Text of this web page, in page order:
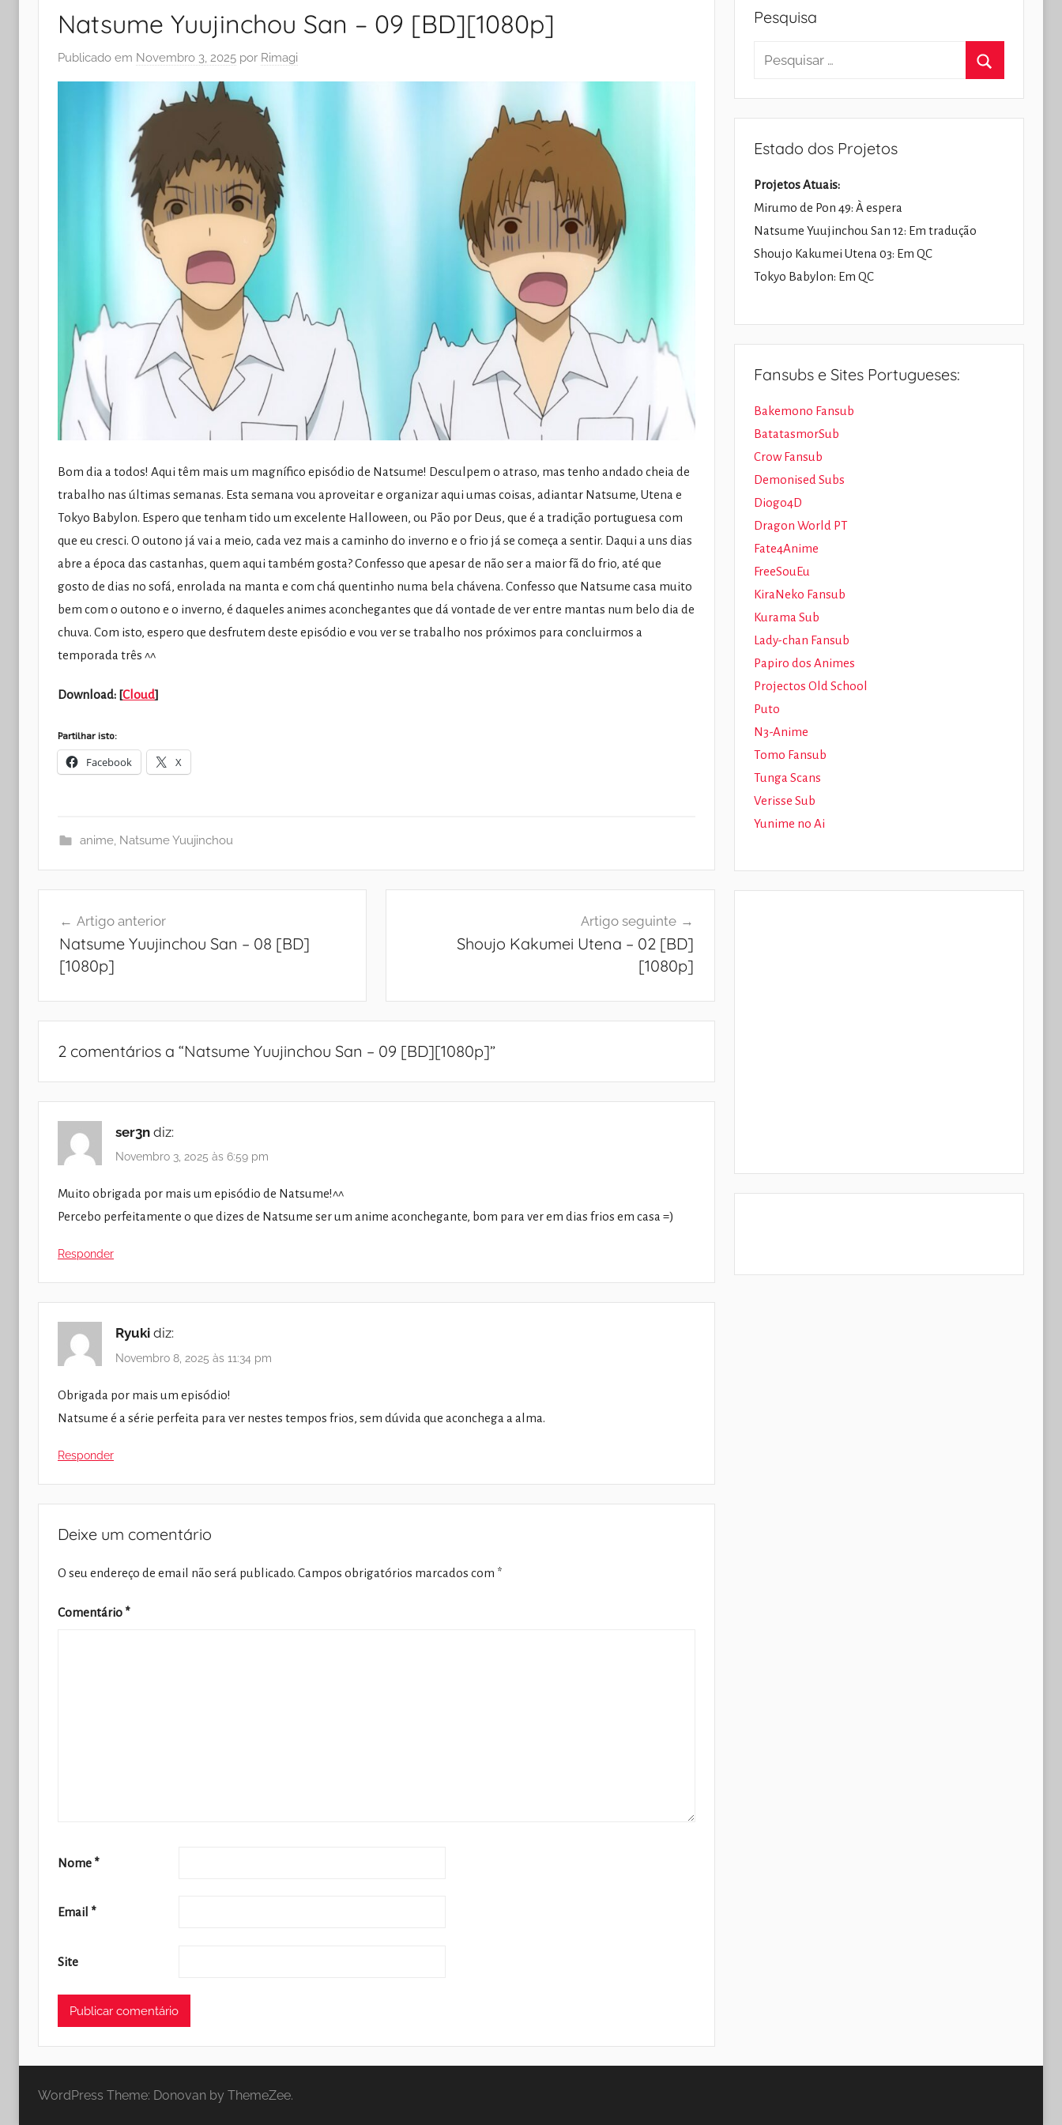
Natsume Yuujinchou San – 09 [BD][1080p]
Publicado em Novembro 3, 2025 por Rimagi
Bom dia a todos! Aqui têm mais um magnífico episódio de Natsume! Desculpem o atraso, mas tenho andado cheia de
trabalho nas últimas semanas. Esta semana vou aproveitar e organizar aqui umas coisas, adiantar Natsume, Utena e
Tokyo Babylon. Espero que tenham tido um excelente Halloween, ou Pão por Deus, que é a tradição portuguesa com
que eu cresci. O outono já vai a meio, cada vez mais a caminho do inverno e o frio já se começa a sentir. Daqui a uns dias
abre a época das castanhas, quem aqui também gosta? Confesso que apesar de não ser a maior fã do frio, até que
gosto de dias no sofá, enrolada na manta e com chá quentinho numa bela chávena. Confesso que Natsume casa muito
bem com o outono e o inverno, é daqueles animes aconchegantes que dá vontade de ver entre mantas num belo dia de
chuva. Com isto, espero que desfrutem deste episódio e vou ver se trabalho nos próximos para concluirmos a
temporada três ^^
Download: [Cloud]
Partilhar isto:
Facebook X
anime, Natsume Yuujinchou
artigos
Artigo anterior
Natsume Yuujinchou San – 08 [BD]
[1080p]
Artigo seguinte
Shoujo Kakumei Utena – 02 [BD]
[1080p]
2 comentários a “Natsume Yuujinchou San – 09 [BD][1080p]”
ser3n diz:
Novembro 3, 2025 às 6:59 pm
Muito obrigada por mais um episódio de Natsume!^^
Percebo perfeitamente o que dizes de Natsume ser um anime aconchegante, bom para ver em dias frios em casa =)
Responder
Ryuki diz:
Novembro 8, 2025 às 11:34 pm
Obrigada por mais um episódio!
Natsume é a série perfeita para ver nestes tempos frios, sem dúvida que aconchega a alma.
Responder
Deixe um comentário
O seu endereço de email não será publicado. Campos obrigatórios marcados com *
Comentário *
Nome *
Email *
Site
Pesquisa
Pesquisar
Estado dos Projetos
Projetos Atuais:
Mirumo de Pon 49: À espera
Natsume Yuujinchou San 12: Em tradução
Shoujo Kakumei Utena 03: Em QC
Tokyo Babylon: Em QC
Fansubs e Sites Portugueses:
Bakemono Fansub
BatatasmorSub
Crow Fansub
Demonised Subs
Diogo4D
Dragon World PT
Fate4Anime
FreeSouEu
KiraNeko Fansub
Kurama Sub
Lady-chan Fansub
Papiro dos Animes
Projectos Old School
Puto
N3-Anime
Tomo Fansub
Tunga Scans
Verisse Sub
Yunime no Ai
WordPress Theme: Donovan by ThemeZee.